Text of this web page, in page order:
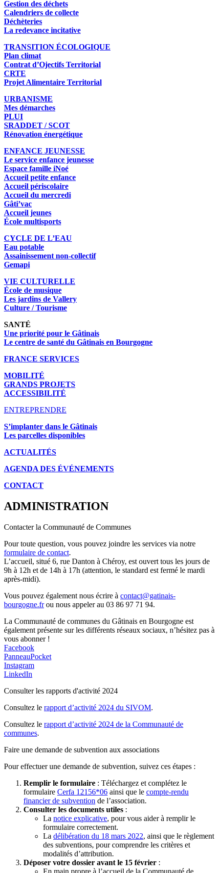
Gestion des déchets
Calendriers de collecte
Déchèteries
La redevance incitative
TRANSITION ÉCOLOGIQUE
Plan climat
Contrat d’Ojectifs Territorial
CRTE
Projet Alimentaire Territorial
URBANISME
Mes démarches
PLUI
SRADDET / SCOT
Rénovation énergétique
ENFANCE JEUNESSE
Le service enfance jeunesse
Espace famille iNoé
Accueil petite enfance
Accueil périscolaire
Accueil du mercredi
Gâti’vac
Accueil jeunes
École multisports
CYCLE DE L’EAU
Eau potable
Assainissement non-collectif
Gemapi
VIE CULTURELLE
École de musique
Les jardins de Vallery
Culture / Tourisme
SANTÉ
Une priorité pour le Gâtinais
Le centre de santé du Gâtinais en Bourgogne
FRANCE SERVICES
MOBILITÉ
GRANDS PROJETS
ACCESSIBILITÉ
ENTREPRENDRE
S’implanter dans le Gâtinais
Les parcelles disponibles
ACTUALITÉS
AGENDA DES ÉVÉNEMENTS
CONTACT
ADMINISTRATION
Contacter la Communauté de Communes
Pour toute question, vous pouvez joindre les services via notre
formulaire de contact.
L’accueil, situé 6, rue Danton à Chéroy, est ouvert tous les jours de
9h à 12h et de 14h à 17h (attention, le standard est fermé le mardi
après-midi).
Vous pouvez également nous écrire à contact@gatinais-
bourgogne.frou nous appeler au 03 86 97 71 94.
La Communauté de communes du Gâtinais en Bourgogne est
également présente sur les différents réseaux sociaux, n’hésitez pas à
vous abonner !
Facebook
PanneauPocket
Instagram
LinkedIn
Consulter les rapports d'activité 2024
Consultez le rapport d’activité 2024 du SIVOM.
Consultez le rapport d’activité 2024 de la Communauté de
communes.
Faire une demande de subvention aux associations
Pour effectuer une demande de subvention, suivez ces étapes :
Remplir le formulaire : Téléchargez et complétez le
formulaire Cerfa 12156*06 ainsi que le compte-rendu
financier de subvention de l’association.
Consulter les documents utiles :
La notice explicative, pour vous aider à remplir le
formulaire correctement.
La délibération du 18 mars 2022, ainsi que le règlement
des subventions, pour comprendre les critères et
modalités d’attribution.
Déposer votre dossier avant le 15 février :
En main propre à l’accueil de la Communauté de